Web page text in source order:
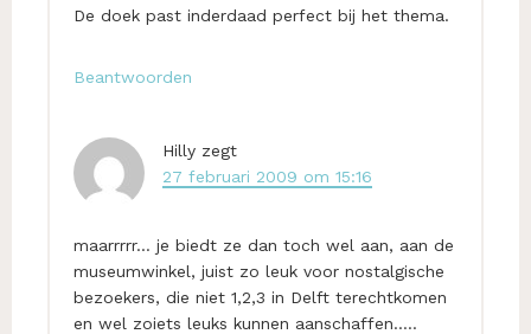
De doek past inderdaad perfect bij het thema.
Beantwoorden
Hilly zegt
27 februari 2009 om 15:16
maarrrrr… je biedt ze dan toch wel aan, aan de
museumwinkel, juist zo leuk voor nostalgische
bezoekers, die niet 1,2,3 in Delft terechtkomen
en wel zoiets leuks kunnen aanschaffen…..